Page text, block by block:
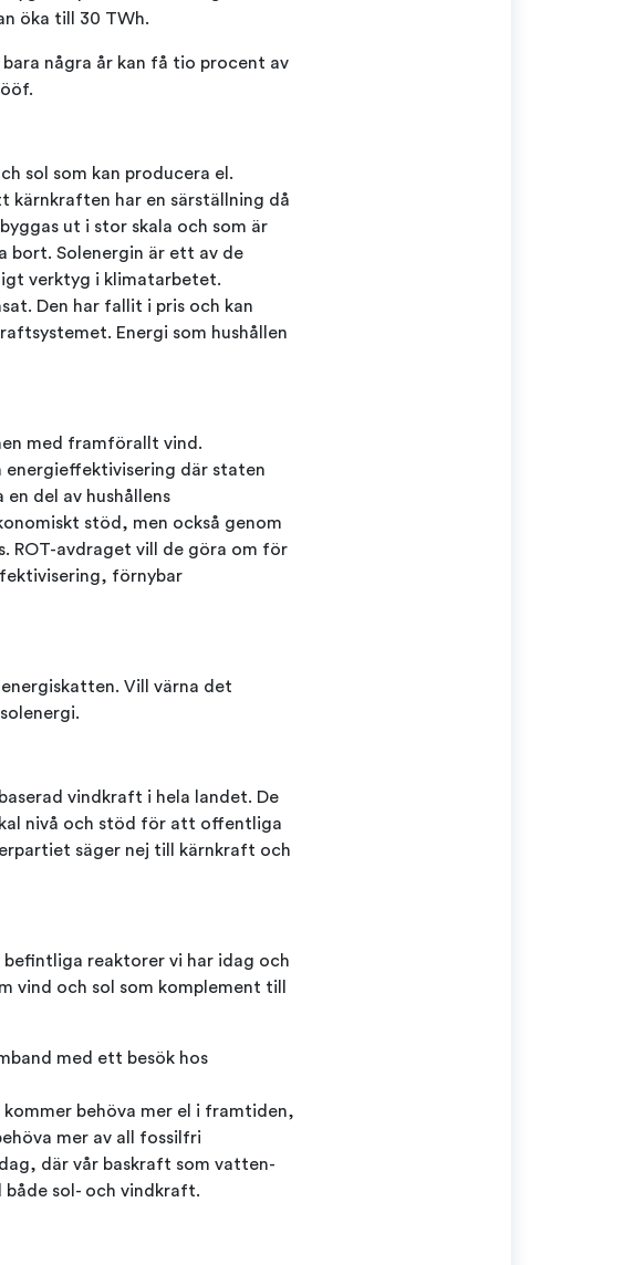
öka till 30 TWh.
några år kan få tio procent av
sol som kan producera el.
kärnkraften har en särställning då
ut i stor skala och som är
bort. Solenergin är ett av de
verktyg i klimatarbetet.
Den har fallit i pris och kan
Energi som hushållen
med framförallt vind.
energieffektivisering där staten
del av hushållens
stöd, men också genom
ROT-avdraget vill de göra om för
förnybar
Vill värna det
vindkraft i hela landet. De
nivå och stöd för att offentliga
säger nej till kärnkraft och
reaktorer vi har idag och
vind och sol som komplement till
med ett besök hos
behöva mer el i framtiden,
mer av all fossilfri
där vår baskraft som vatten-
sol- och vindkraft.